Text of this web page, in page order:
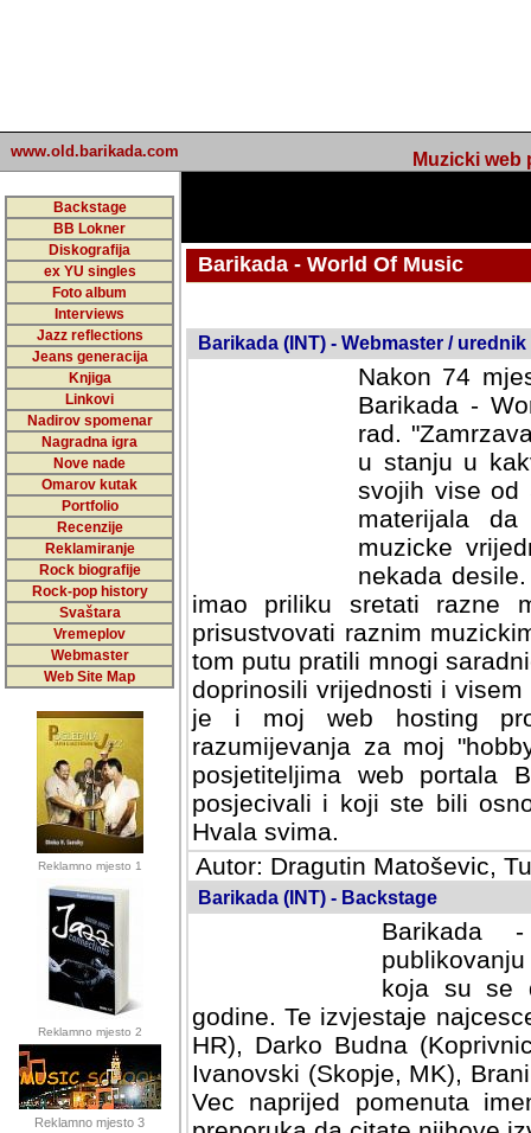
www.old.barikada.com Muzicki web
Backstage
BB Lokner
Diskografija
ex YU singles
Foto album
Interviews
Jazz reflections
Jeans generacija
Knjiga
Linkovi
Nadirov spomenar
Nagradna igra
Nove nade
Omarov kutak
Portfolio
Recenzije
Reklamiranje
Rock biografije
Rock-pop history
Svaštara
Vremeplov
Webmaster
Web Site Map
Reklamno mjesto 1
Reklamno mjesto 2
Reklamno mjesto 3
Barikada - World Of Music
Barikada (INT) - Webmaster / urednik
Nakon 74
Barikada -
rad.
u stanju u
svojih vise od
materijala
muzicke
nekada
imao priliku sretati razne
prisustvovati raznim
tom putu pratili mnogi
doprinosili vrijednosti i
je i moj web hosting
razumijevanja za moj
posjetiteljima web portala
posjecivali i koji ste bili
Hvala svima.
Autor: Dragutin Matoševic,
Barikada (INT) - Backstage
Barikada
koja su se
godine. Te izvjestaje
HR), Darko Budna
Ivanovski (Skopje, MK),
Vec naprijed pomenuta